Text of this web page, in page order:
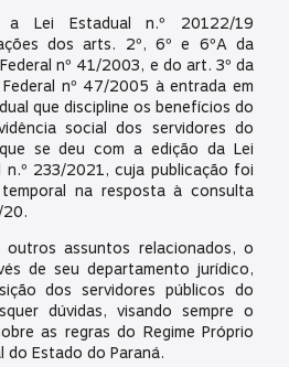
a Lei Estadual n.º 20122/19
dos arts. 2º, 6º e 6ºA da
nº 41/2003, e do art. 3º da
nº 47/2005 à entrada em
que discipline os benefícios do
social dos servidores do
se deu com a edição da Lei
n.º 233/2021, cuja publicação foi
na resposta à consulta
assuntos relacionados, o
de seu departamento jurídico,
dos servidores públicos do
dúvidas, visando sempre o
as regras do Regime Próprio
do Estado do Paraná.